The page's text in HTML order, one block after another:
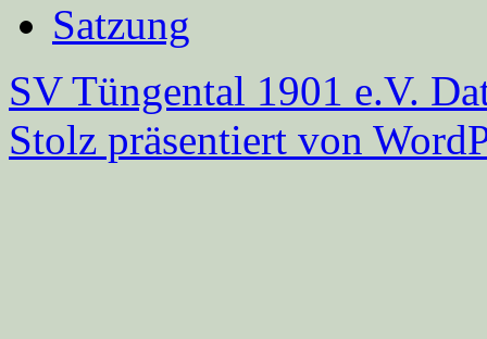
Satzung
SV Tüngental 1901 e.V.
Stolz präsentiert von